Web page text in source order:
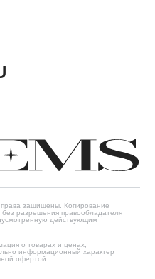
защищены. Копирование
разрешения правообладателя
действующим
о товарах и ценах,
информационный характер
офертой.